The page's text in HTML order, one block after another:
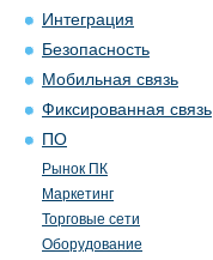
Интеграция
Безопасность
Мобильная связь
Фиксированная связь
ПО
Рынок ПК
Маркетинг
Торговые сети
Оборудование